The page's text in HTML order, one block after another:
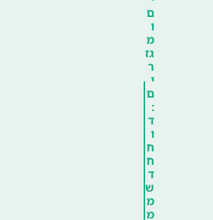
ם
ו
מ
גז
ר
י
ם
:
ד
ו
ח
ח
ד
ש
מ
מ